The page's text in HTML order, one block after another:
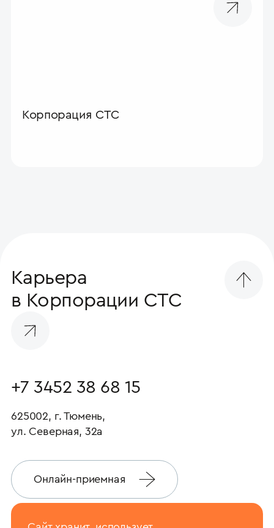
Корпорация СТС
Карьера
в Корпорации СТС
+7 3452 38 68 15
625002, г. Тюмень,
ул. Северная, 32а
Онлайн-приемная